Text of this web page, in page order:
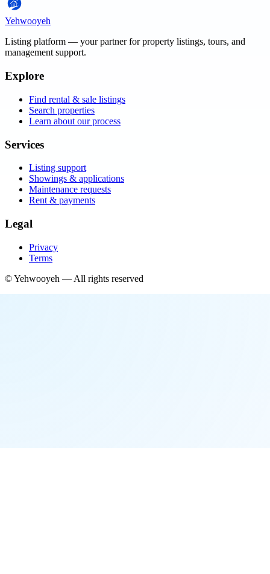
Yehwooyeh
Listing platform — your partner for property listings, tours, and
management support.
Explore
Find rental & sale listings
Search properties
Learn about our process
Services
Listing support
Showings & applications
Maintenance requests
Rent & payments
Legal
Privacy
Terms
©Yehwooyeh — All rights reserved